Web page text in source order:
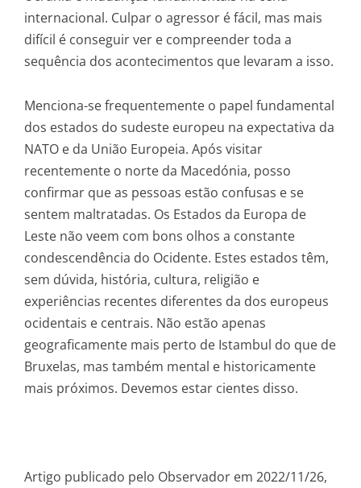
internacional. Culpar o agressor é fácil, mas mais
difícil é conseguir ver e compreender toda a
sequência dos acontecimentos que levaram a isso.
Menciona-se frequentemente o papel fundamental
dos estados do sudeste europeu na expectativa da
NATO e da União Europeia. Após visitar
recentemente o norte da Macedónia, posso
confirmar que as pessoas estão confusas e se
sentem maltratadas. Os Estados da Europa de
Leste não veem com bons olhos a constante
condescendência do Ocidente. Estes estados têm,
sem dúvida, história, cultura, religião e
experiências recentes diferentes da dos europeus
ocidentais e centrais. Não estão apenas
geograficamente mais perto de Istambul do que de
Bruxelas, mas também mental e historicamente
mais próximos. Devemos estar cientes disso.
Artigo publicado pelo Observador em 2022/11/26,